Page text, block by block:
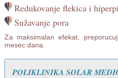
Redukovanje flekica i
Sužavanje pora
Za maksimalan efekat,
mesec dana.
POLIKLINIKA SOLAR